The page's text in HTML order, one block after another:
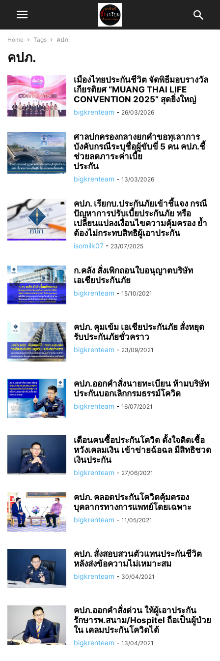
Home Tags คปภ.
คปภ.
เมืองไทยประกันชีวิต จัดพิธีมอบรางวัล
เกียรติยศ “MUANG THAI LIFE
CONVENTION 2025” สุดยิ่งใหญ่
bigkrenteam - 26/03/2026
ศาลปกครองกลางยกคำขอทุเลาการ
บังคับกรณีระบุชื่อผู้ขับขี่ 5 คน คปภ.ชี้
ช่วยลดภาระค่าเบี้ย
ประกัน
bigkrenteam - 13/03/2026
คปภ. เรียกบ.ประกันภัยเข้าชี้แจง กรณี
ปัญหาการปรับเบี้ยประกันภัย หรือ
เปลี่ยนแปลงเงื่อนไขความคุ้มครอง ย้ำ
ต้องไม่กระทบสิทธิผู้เอาประกัน
isomilk07 - 23/07/2025
ก.คลัง สั่งเพิกถอนใบอนุญาตบริษัท
เอเชียประกันภัย
bigkrenteam - 15/10/2021
คปภ. คุมเข้ม เอเชียประกันภัย สั่งหยุด
รับประกันภัยชั่วคราว
bigkrenteam - 23/09/2021
คปภ.ออกคำสั่งนายทะเบียน ห้ามบริษัท
ประกันบอกเลิกกรมธรรม์โควิด
bigkrenteam - 16/07/2021
เตือนคนซื้อประกันโควิด ตั้งใจติดเชื้อ
หวังเคลมเงิน เข้าข่ายฉ้อฉล มีสิทธิชวด
เงินประกัน
bigkrenteam - 27/06/2021
คปภ. คลอดประกันโควิดคุ้มครอง
บุคลากรทางการแพทย์โดยเฉพาะ
bigkrenteam - 11/05/2021
คปภ. สั่งสอบสวนตัวแทนประกันชีวิต
หลังส่งข้อความไม่เหมาะสม
bigkrenteam - 30/04/2021
คปภ.ออกคำสั่งด่วน ให้ผู้เอาประกัน
รักษารพ.สนาม/Hospitel ถือเป็นผู้ป่วย
ใน เคลมประกันโควิดได้
bigkrenteam - 13/04/2021